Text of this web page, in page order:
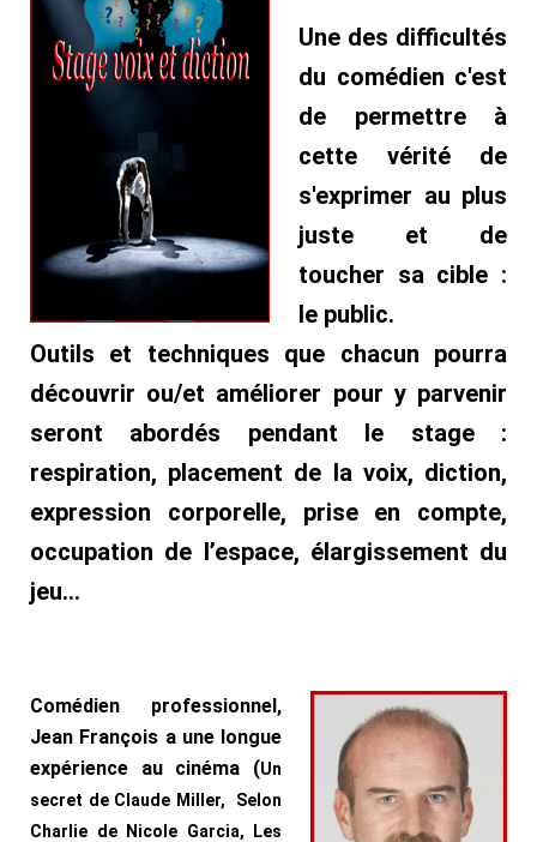
Une des difficultés
du comédien c'est
de permettre à
cette vérité de
s'exprimer au plus
juste et de
toucher sa cible :
le public.
Outils et techniques que chacun pourra
découvrir ou/et améliorer pour y parvenir
seront abordés pendant le stage :
respiration, placement de la voix, diction,
expression corporelle, prise en compte,
occupation de l’espace, élargissement du
jeu...
Comédien professionnel,
Jean François a une longue
expérience au cinéma (Un
secret de Claude Miller, Selon
Charlie de Nicole Garcia, Les